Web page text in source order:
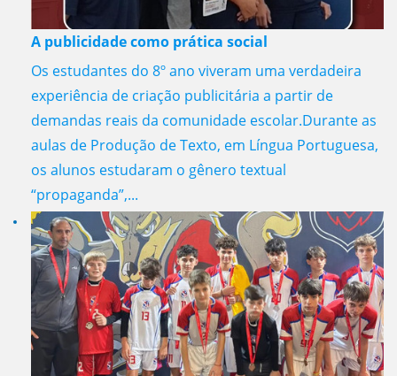
A publicidade como prática social
Os estudantes do 8º ano viveram uma verdadeira
experiência de criação publicitária a partir de
demandas reais da comunidade escolar.Durante as
aulas de Produção de Texto, em Língua Portuguesa,
os alunos estudaram o gênero textual
“propaganda”,...